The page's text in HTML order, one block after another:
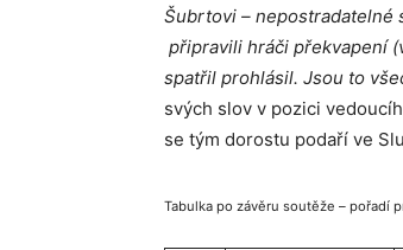
Šubrtovi – nepostradatelné
připravili hráči překvapení
spatřil prohlásil. Jsou to
svých slov v pozici
se tým dorostu podaří ve
Tabulka po závěru soutěže – pořadí